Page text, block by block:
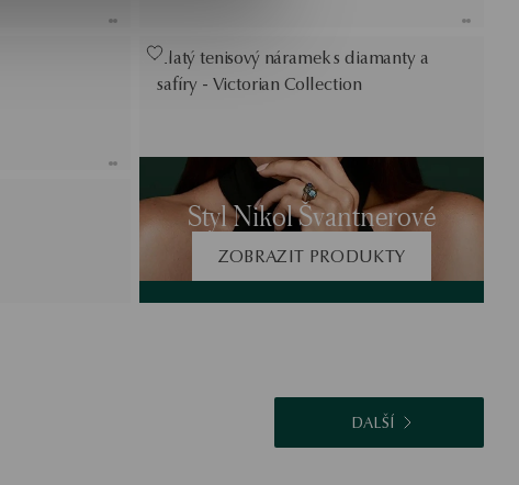
Zlatý tenisový náramek s diamanty a
safíry - Victorian Collection
Styl Nikol Švantnerové
ZOBRAZIT PRODUKTY
DALŠÍ